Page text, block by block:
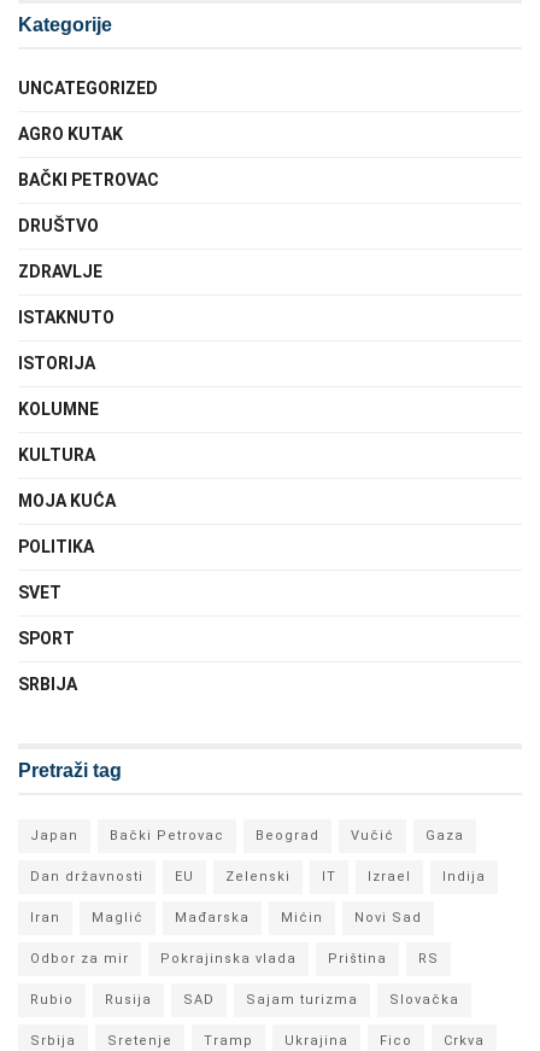
Kategorije
UNCATEGORIZED
AGRO KUTAK
BAČKI PETROVAC
DRUŠTVO
ZDRAVLJE
ISTAKNUTO
ISTORIJA
KOLUMNE
KULTURA
MOJA KUĆA
POLITIKA
SVET
SPORT
SRBIJA
Pretraži tag
Japan Bački Petrovac Beograd Vučić Gaza
Dan državnosti EU Zelenski IT Izrael Indija
Iran Maglić Mađarska Mićin Novi Sad
Odbor za mir Pokrajinska vlada Priština RS
Rubio Rusija SAD Sajam turizma Slovačka
Srbija Sretenje Tramp Ukrajina Fico Crkva